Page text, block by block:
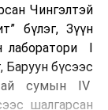
Чингэлтэй
бүлэг, Зүүн
лаборатори I
Баруун бүсээс
сумын IV
шалгарсан